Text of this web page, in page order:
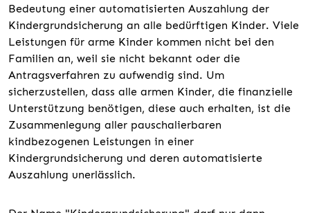
Bedeutung einer automatisierten Auszahlung der
Kindergrundsicherung an alle bedürftigen Kinder. Viele
Leistungen für arme Kinder kommen nicht bei den
Familien an, weil sie nicht bekannt oder die
Antragsverfahren zu aufwendig sind. Um
sicherzustellen, dass alle armen Kinder, die finanzielle
Unterstützung benötigen, diese auch erhalten, ist die
Zusammenlegung aller pauschalierbaren
kindbezogenen Leistungen in einer
Kindergrundsicherung und deren automatisierte
Auszahlung unerlässlich.